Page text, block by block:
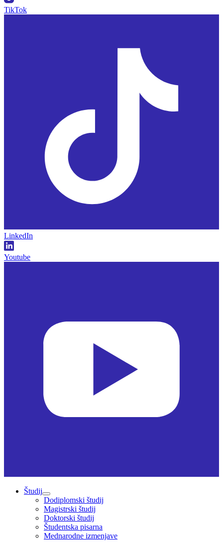
TikTok
LinkedIn
Youtube
Študij
Dodiplomski študij
Magistrski študij
Doktorski študij
Študentska pisarna
Mednarodne izmenjave